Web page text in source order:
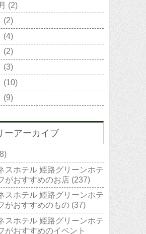
(2)
(2)
(4)
(2)
(3)
(10)
(9)
ーアーカイブ
スホテル 姫路グリーンホテ
がおすすめのお店 (237)
スホテル 姫路グリーンホテ
がおすすめのもの (37)
スホテル 姫路グリーンホテ
がおすすめのイベント